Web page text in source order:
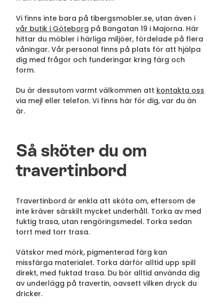
Vi finns inte bara på tibergsmobler.se, utan även i
vår butik i Göteborg på Bangatan 19 i Majorna. Här
hittar du möbler i härliga miljöer, fördelade på flera
våningar. Vår personal finns på plats för att hjälpa
dig med frågor och funderingar kring färg och
form.
Du är dessutom varmt välkommen att kontakta oss
via mejl eller telefon. Vi finns här för dig, var du än
är.
Så sköter du om
travertinbord
Travertinbord är enkla att sköta om, eftersom de
inte kräver särskilt mycket underhåll. Torka av med
fuktig trasa, utan rengöringsmedel. Torka sedan
torrt med torr trasa.
Vätskor med mörk, pigmenterad färg kan
missfärga materialet. Torka därför alltid upp spill
direkt, med fuktad trasa. Du bör alltid använda dig
av underlägg på travertin, oavsett vilken dryck du
dricker.